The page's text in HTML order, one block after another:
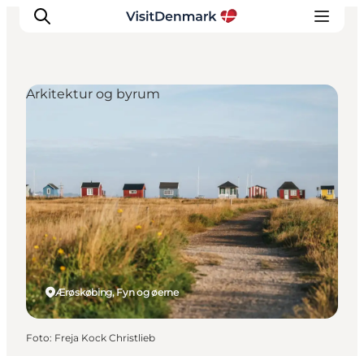
Oplevelser
Overnatning
Planlæg ferien
Ærøskøbing, Fyn og øerne
Arkitektur og byrum
Foto: Freja Kock Christlieb